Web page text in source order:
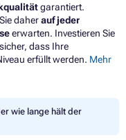
garantiert.
daherauf jeder
erwarten. Investieren Sie
dass Ihre
erfüllt werden. Mehr
wie lange hält der